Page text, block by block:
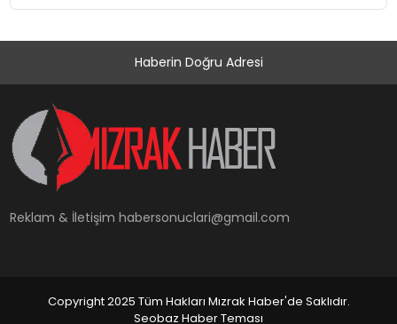
Haberin Doğru Adresi
Reklam & İletişimhabersonuclari@gmail.com
Copyright 2025 Tüm Hakları Mızrak Haber'de Saklıdır.
Seobaz Haber Teması